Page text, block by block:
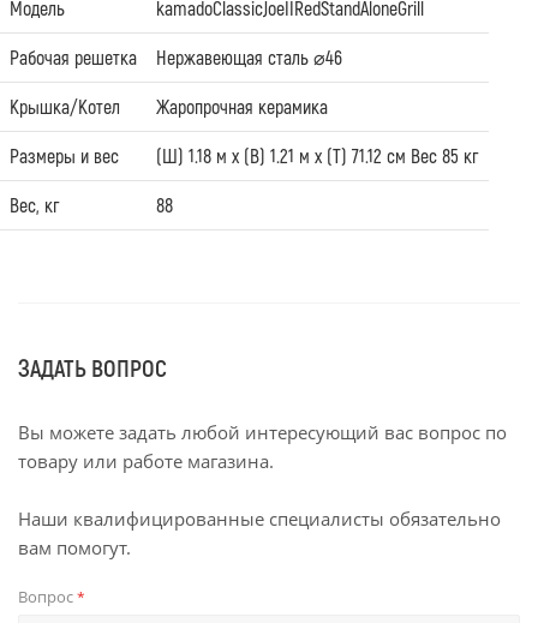
Модель kamadoClassicJoeIIRedStandAloneGrill
Рабочая решетка Нержавеющая сталь ⌀46
Крышка/Котел Жаропрочная керамика
Размеры и вес (Ш) 1.18 м х (В) 1.21 м х (Т) 71.12 см Вес 85 кг
Вес, кг 88
ЗАДАТЬ ВОПРОС
Вы можете задать любой интересующий вас вопрос по
товару или работе магазина.
Наши квалифицированные специалисты обязательно
вам помогут.
Вопрос*